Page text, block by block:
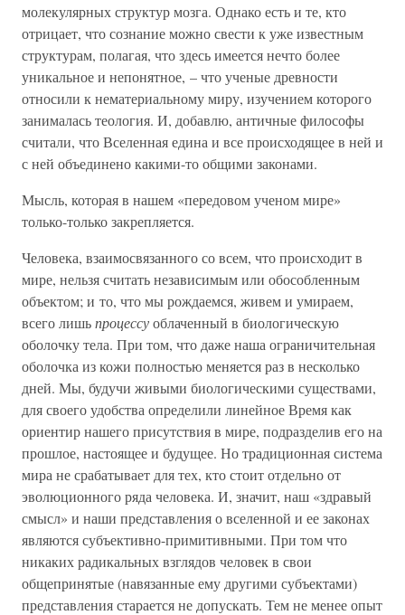
молекулярных структур мозга. Однако есть и те, кто
отрицает, что сознание можно свести к уже известным
структурам, полагая, что здесь имеется нечто более
уникальное и непонятное, – что ученые древности
относили к нематериальному миру, изучением которого
занималась теология. И, добавлю, античные философы
считали, что Вселенная едина и все происходящее в ней и
с ней объединено какими-то общими законами.
Мысль, которая в нашем «передовом ученом мире»
только-только закрепляется.
Человека, взаимосвязанного со всем, что происходит в
мире, нельзя считать независимым или обособленным
объектом; и то, что мы рождаемся, живем и умираем,
всего лишьпроцессуоблаченный в биологическую
оболочку тела. При том, что даже наша ограничительная
оболочка из кожи полностью меняется раз в несколько
дней. Мы, будучи живыми биологическими существами,
для своего удобства определили линейное Время как
ориентир нашего присутствия в мире, подразделив его на
прошлое, настоящее и будущее. Но традиционная система
мира не срабатывает для тех, кто стоит отдельно от
эволюционного ряда человека. И, значит, наш «здравый
смысл» и наши представления о вселенной и ее законах
являются субъективно-примитивными. При том что
никаких радикальных взглядов человек в свои
общепринятые (навязанные ему другими субъектами)
представления старается не допускать. Тем не менее опыт